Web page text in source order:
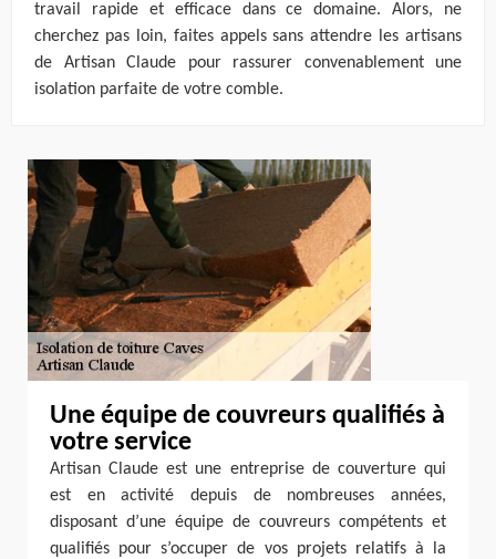
travail rapide et efficace dans ce domaine. Alors, ne
cherchez pas loin, faites appels sans attendre les artisans
de Artisan Claude pour rassurer convenablement une
isolation parfaite de votre comble.
Une équipe de couvreurs qualifiés à
votre service
Artisan Claude est une entreprise de couverture qui
est en activité depuis de nombreuses années,
disposant d’une équipe de couvreurs compétents et
qualifiés pour s’occuper de vos projets relatifs à la